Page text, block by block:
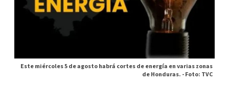
Este miércoles 5 de agosto habrá cortes de energía en varias zonas
de Honduras. -Foto: TVC